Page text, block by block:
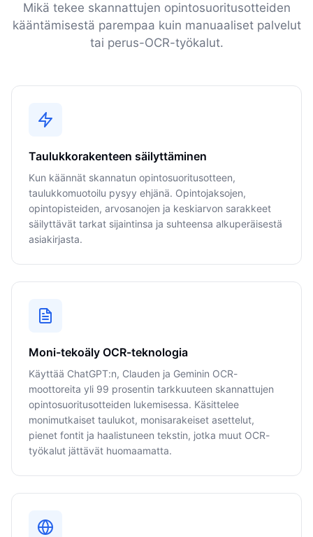
Mikä tekee skannattujen opintosuoritusotteiden
kääntämisestä parempaa kuin manuaaliset palvelut
tai perus-OCR-työkalut.
Taulukkorakenteen säilyttäminen
Kun käännät skannatun opintosuoritusotteen,
taulukkomuotoilu pysyy ehjänä. Opintojaksojen,
opintopisteiden, arvosanojen ja keskiarvon sarakkeet
säilyttävät tarkat sijaintinsa ja suhteensa alkuperäisestä
asiakirjasta.
Moni-tekoäly OCR-teknologia
Käyttää ChatGPT:n, Clauden ja Geminin OCR-
moottoreita yli 99 prosentin tarkkuuteen skannattujen
opintosuoritusotteiden lukemisessa. Käsittelee
monimutkaiset taulukot, monisarakeiset asettelut,
pienet fontit ja haalistuneen tekstin, jotka muut OCR-
työkalut jättävät huomaamatta.